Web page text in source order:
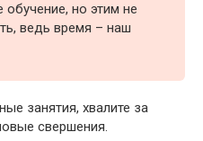
но этим не
ведь время – наш
занятия, хвалите за
свершения.